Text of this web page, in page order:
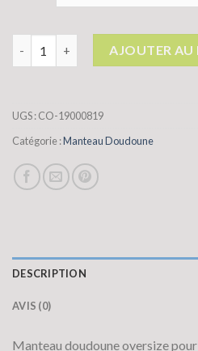
quantité de manteau doudoune
AJOUTER AU
UGS :CO-19000819
Catégorie :Manteau Doudoune
DESCRIPTION
AVIS (0)
Manteau doudoune oversize